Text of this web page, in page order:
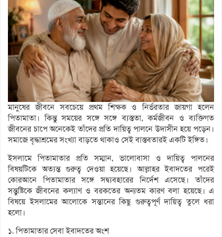
মানুষের জীবনে সবচেয়ে প্রথম শিক্ষক ও নির্ভরতার জায়গা হলেন
পিতামাতা। কিন্তু সময়ের সঙ্গে সঙ্গে ব্যস্ততা, কর্মজীবন ও ব্যক্তিগত
জীবনের চাপে অনেকেই তাঁদের প্রতি দায়িত্ব পালনে উদাসীন হয়ে পড়েন।
সমাজে বৃদ্ধাশ্রমের সংখ্যা বাড়তে থাকাও সেই বাস্তবতারই একটি ইঙ্গিত।
ইসলামে পিতামাতার প্রতি সম্মান, ভালোবাসা ও দায়িত্ব পালনের
বিষয়টিকে অত্যন্ত গুরুত্ব দেওয়া হয়েছে। আল্লাহর ইবাদতের পরেই
কোরআনে পিতামাতার সঙ্গে সদ্ব্যবহারের নির্দেশ এসেছে। তাঁদের
সন্তুষ্টিকে জীবনের কল্যাণ ও বরকতের অন্যতম কারণ বলা হয়েছে। এ
বিষয়ে ইসলামের আলোকে সন্তানের কিছু গুরুত্বপূর্ণ দায়িত্ব তুলে ধরা
হলো।
১. পিতামাতার সেবা ইবাদতের অংশ